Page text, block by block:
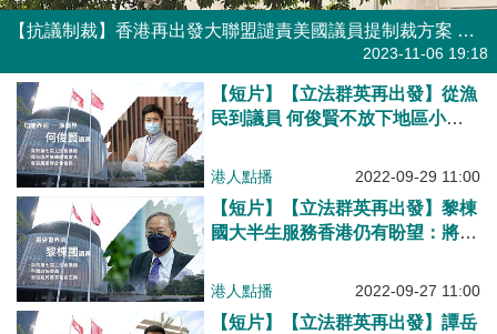
【抗議制裁】香港再出發大聯盟譴責美國議員提制裁方案 稱懲治犯罪行為絕對正當
2023-11-06 19:18
【短片】【立法群英再出發】從漁
民到議員 何俊賢不放下地區小
一件一件去解決
港人點播 2022-09-29 11:00
【短片】【立法群英再出發】黎棟
國大半生服務香港仍有盼望：將23
結起來
港人點播 2022-09-27 11:00
【短片】【立法群英再出發】譚岳